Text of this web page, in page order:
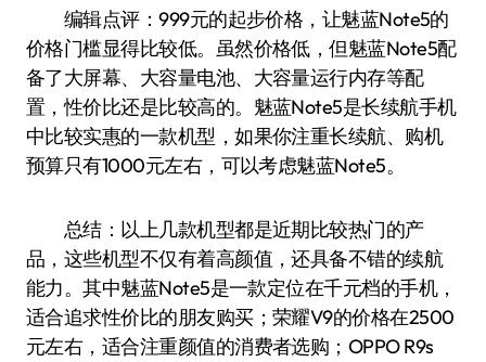
编辑点评：999元的起步价格，让魅蓝Note5的
价格门槛显得比较低。虽然价格低，但魅蓝Note5配
备了大屏幕、大容量电池、大容量运行内存等配
置，性价比还是比较高的。魅蓝Note5是长续航手机
中比较实惠的一款机型，如果你注重长续航、购机
预算只有1000元左右，可以考虑魅蓝Note5。
总结：以上几款机型都是近期比较热门的产
品，这些机型不仅有着高颜值，还具备不错的续航
能力。其中魅蓝Note5是一款定位在千元档的手机，
适合追求性价比的朋友购买；荣耀V9的价格在2500
元左右，适合注重颜值的消费者选购；OPPO R9s